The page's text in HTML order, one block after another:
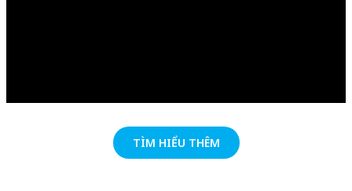
TÌM HIỂU THÊM